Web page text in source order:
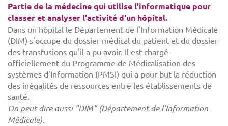
Partie de la médecine qui utilise l'informatique pour
classer et analyser l'activité d'un hôpital.
Dans un hôpital le Département de l'Information Médicale
(DIM) s'occupe du dossier médical du patient et du dossier
des transfusions qu'il a pu avoir. Il est chargé
officiellement du Programme de Médicalisation des
systèmes d'Information (PMSI) qui a pour but la réduction
des inégalités de ressources entre les établissements de
santé.
On peut dire aussi "DIM" (Département de l'Information
Médicale).